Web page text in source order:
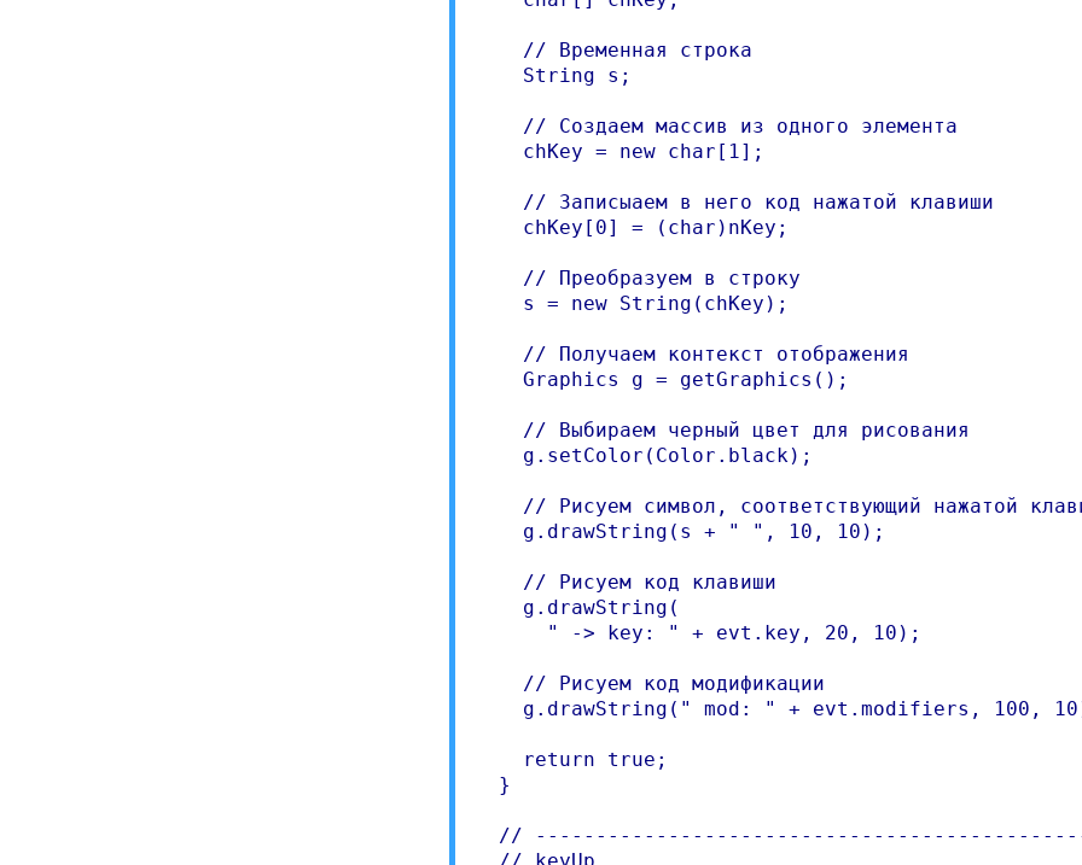
    // Временная строка
    String s;
    // Создаем массив из одного элемента
    chKey = new char[1];
    // Записыаем в него код нажатой клавиши
    chKey[0] = (char)nKey;
    // Преобразуем в строку
    s = new String(chKey);
    // Получаем контекст отображения
    Graphics g = getGraphics();
    // Выбираем черный цвет для рисования
    g.setColor(Color.black);
// Рисуем символ, соответствующий нажатой
    g.drawString(s + " ", 10, 10);
    // Рисуем код клавиши
    g.drawString(
      " -> key: " + evt.key, 20, 10);
    // Рисуем код модификации
g.drawString(" mod: " + evt.modifiers, 100,
    return true;
  }
//